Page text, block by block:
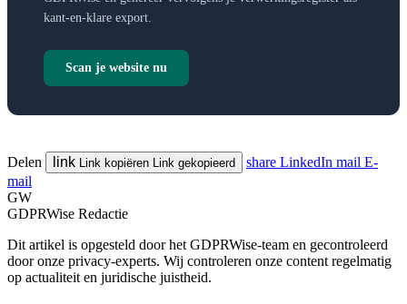
kant-en-klare export.
Scan je website nu
Delen link Link kopiëren Link gekopieerd share LinkedIn mail E-
mail
GW
GDPRWise Redactie
Dit artikel is opgesteld door het GDPRWise-team en gecontroleerd
door onze privacy-experts. Wij controleren onze content regelmatig
op actualiteit en juridische juistheid.